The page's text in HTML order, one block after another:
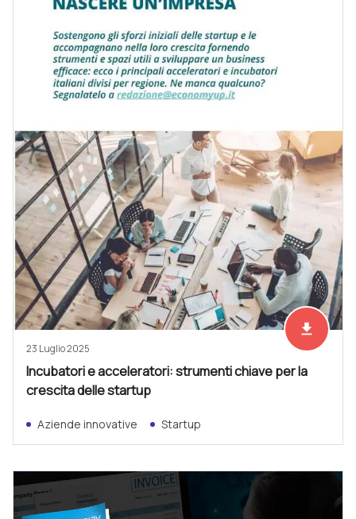
Scarica
file_download
23 Luglio 2025
Incubatori e acceleratori: strumenti chiave per la
crescita delle startup
Aziende innovative Startup